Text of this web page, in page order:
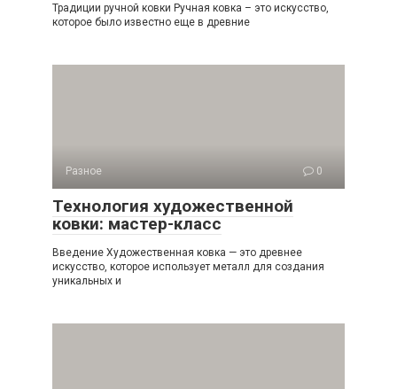
Традиции ручной ковки Ручная ковка – это искусство,
которое было известно еще в древние
Разное 0
Технология художественной
ковки: мастер-класс
Введение Художественная ковка — это древнее
искусство, которое использует металл для создания
уникальных и